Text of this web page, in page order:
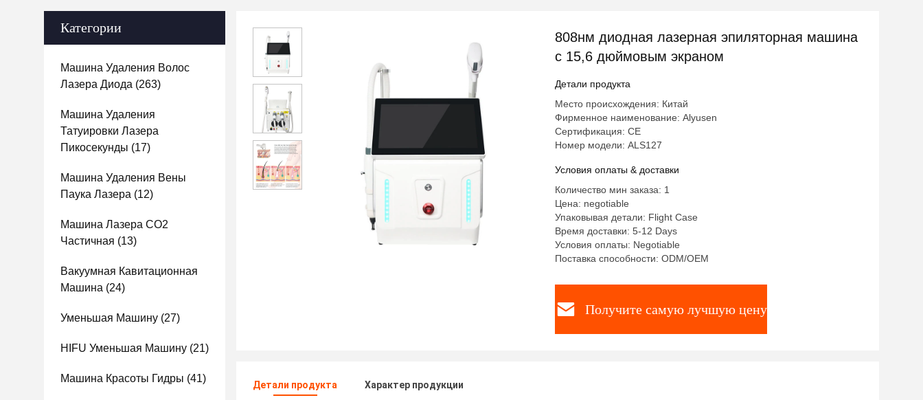
Категории
Машина Удаления Волос
Лазера Диода (263)
Машина Удаления
Татуировки Лазера
Пикосекунды (17)
Машина Удаления Вены
Паука Лазера (12)
Машина Лазера СО2
Частичная (13)
Вакуумная Кавитационная
Машина (24)
Уменьшая Машину (27)
HIFU Уменьшая Машину (21)
Машина Красоты Гидры (41)
808нм диодная лазерная эпиляторная машина
с 15,6 дюймовым экраном
Детали продукта
Место происхождения: Китай
Фирменное наименование: Alyusen
Сертификация: CE
Номер модели: ALS127
Условия оплаты & доставки
Количество мин заказа: 1
Цена: negotiable
Упаковывая детали: Flight Case
Время доставки: 5-12 Days
Условия оплаты: Negotiable
Поставка способности: ODM/OEM
Получите самую лучшую цену
Детали продукта Характер продукции